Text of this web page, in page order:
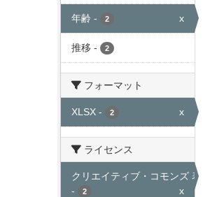
年齢 - 2 x
推移 - 2
フォーマット
XLSX - 2 x
ライセンス
クリエイティブ・コモンズ 表
-
2 x